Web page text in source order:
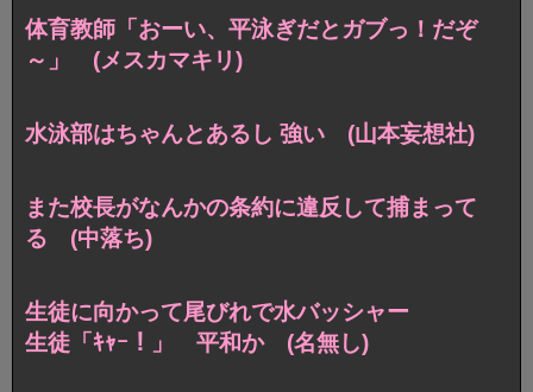
体育教師「おーい、平泳ぎだとガブっ！だぞ
～」 (メスカマキリ)
水泳部はちゃんとあるし 強い (山本妄想社)
また校長がなんかの条約に違反して捕まって
る (中落ち)
生徒に向かって尾びれで水バッシャー
生徒「ｷｬｰ！」 平和か (名無し)